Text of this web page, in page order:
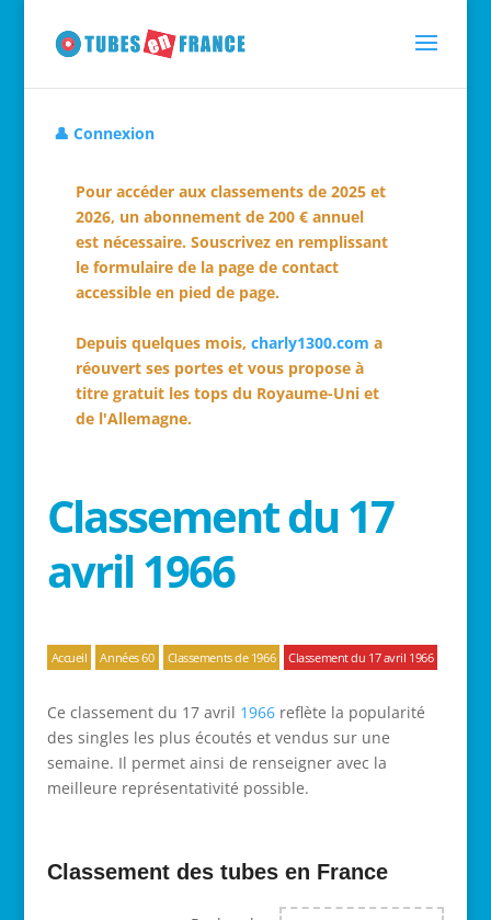
👤 Connexion
Pour accéder aux classements de 2025 et
2026, un abonnement de 200 € annuel
est nécessaire. Souscrivez en remplissant
le formulaire de la page de contact
accessible en pied de page.
Depuis quelques mois, charly1300.com a
réouvert ses portes et vous propose à
titre gratuit les tops du Royaume-Uni et
de l'Allemagne.
Classement du 17
avril 1966
Accueil Années 60 Classements de 1966 Classement du 17 avril 1966
Ce classement du 17 avril 1966reflète la popularité
des singles les plus écoutés et vendus sur une
semaine. Il permet ainsi de renseigner avec la
meilleure représentativité possible.
Classement des tubes en France